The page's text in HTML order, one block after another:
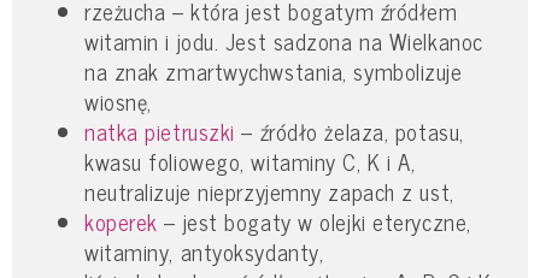
rzeżucha – która jest bogatym źródłem
witamin i jodu. Jest sadzona na Wielkanoc
na znak zmartwychwstania, symbolizuje
wiosnę,
natka pietruszki – źródło żelaza, potasu,
kwasu foliowego, witaminy C, K i A,
neutralizuje nieprzyjemny zapach z ust,
koperek – jest bogaty w olejki eteryczne,
witaminy, antyoksydanty,